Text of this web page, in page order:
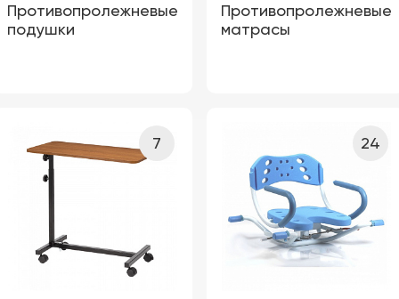
Противопролежневые
подушки
Противопролежневые
матрасы
7 24